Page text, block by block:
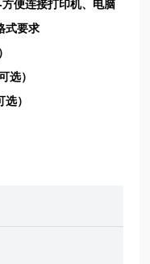
便连接打印机、电脑
式要求
选）
）